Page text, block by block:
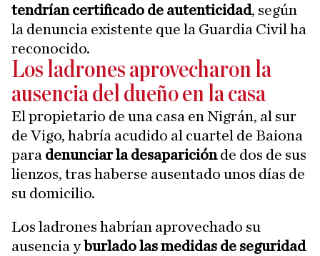
tendrían certificado de autenticidad, según
la denuncia existente que la Guardia Civil ha
reconocido.
Los ladrones aprovecharon la
ausencia del dueño en la casa
El propietario de una casa en Nigrán, al sur
de Vigo, habría acudido al cuartel de Baiona
para denunciar la desapariciónde dos de sus
lienzos, tras haberse ausentado unos días de
su domicilio.
Los ladrones habrían aprovechado su
ausencia yburlado las medidas de seguridad